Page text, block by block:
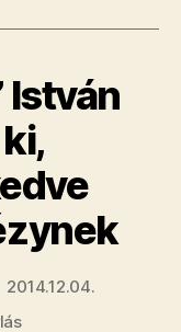
István
2014.12.04.
a(z)